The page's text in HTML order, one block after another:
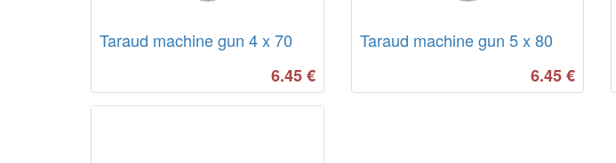
Taraud machine gun 4 x 70
6.45 €
Taraud machine gun 5 x 80
6.45€